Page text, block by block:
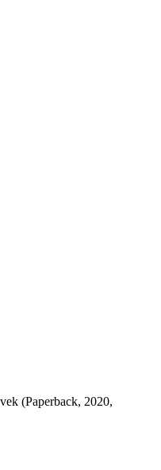
(Paperback, 2020,